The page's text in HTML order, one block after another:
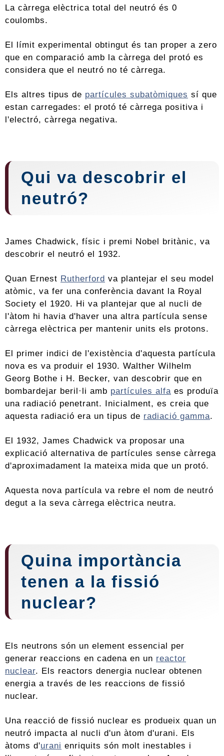
La càrrega elèctrica total del neutró és 0
coulombs.
El límit experimental obtingut és tan proper a zero
que en comparació amb la càrrega del protó es
considera que el neutró no té càrrega.
Els altres tipus de partícules subatòmiques sí que
estan carregades: el protó té càrrega positiva i
l'electró, càrrega negativa.
Qui va descobrir el
neutró?
James Chadwick, físic i premi Nobel britànic, va
descobrir el neutró el 1932.
Quan Ernest Rutherford va plantejar el seu model
atòmic, va fer una conferència davant la Royal
Society el 1920. Hi va plantejar que al nucli de
l'àtom hi havia d'haver una altra partícula sense
càrrega elèctrica per mantenir units els protons.
El primer indici de l'existència d'aquesta partícula
nova es va produir el 1930. Walther Wilhelm
Georg Bothe i H. Becker, van descobrir que en
bombardejar beril·li amb partícules alfa es produïa
una radiació penetrant. Inicialment, es creia que
aquesta radiació era un tipus de radiació gamma.
El 1932, James Chadwick va proposar una
explicació alternativa de partícules sense càrrega
d'aproximadament la mateixa mida que un protó.
Aquesta nova partícula va rebre el nom de neutró
degut a la seva càrrega elèctrica neutra.
Quina importància
tenen a la fissió
nuclear?
Els neutrons són un element essencial per
generar reaccions en cadena en un reactor
nuclear. Els reactors denergia nuclear obtenen
energia a través de les reaccions de fissió
nuclear.
Una reacció de fissió nuclear es produeix quan un
neutró impacta al nucli d'un àtom d'urani. Els
àtoms d'urani enriquits són molt inestables i